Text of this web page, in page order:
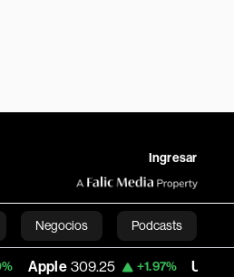
Ingresar
Negocios Podcasts
309.25 +1.97% USD COP